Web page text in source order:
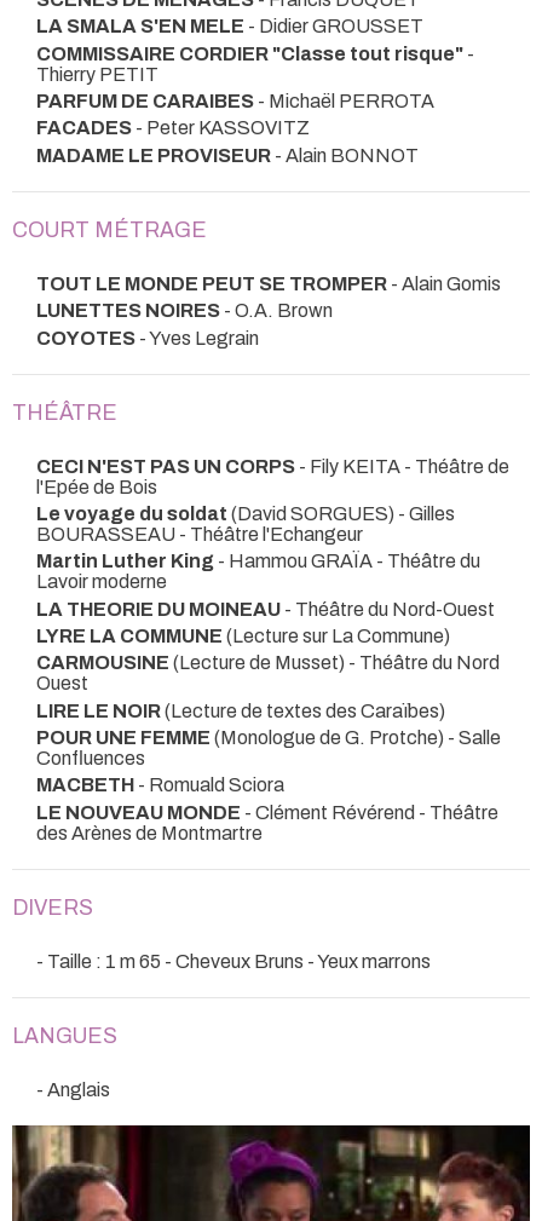
LA SMALA S'EN MELE - Didier GROUSSET
COMMISSAIRE CORDIER "Classe tout risque" -
Thierry PETIT
PARFUM DE CARAIBES - Michaël PERROTA
FACADES - Peter KASSOVITZ
MADAME LE PROVISEUR - Alain BONNOT
COURT MÉTRAGE
TOUT LE MONDE PEUT SE TROMPER - Alain Gomis
LUNETTES NOIRES - O.A. Brown
COYOTES - Yves Legrain
THÉÂTRE
CECI N'EST PAS UN CORPS - Fily KEITA - Théâtre de
l'Epée de Bois
Le voyage du soldat (David SORGUES) - Gilles
BOURASSEAU - Théâtre l'Echangeur
Martin Luther King - Hammou GRAÏA - Théâtre du
Lavoir moderne
LA THEORIE DU MOINEAU - Théâtre du Nord-Ouest
LYRE LA COMMUNE (Lecture sur La Commune)
CARMOUSINE (Lecture de Musset) - Théâtre du Nord
Ouest
LIRE LE NOIR(Lecture de textes des Caraïbes)
POUR UNE FEMME (Monologue de G. Protche) - Salle
Confluences
MACBETH - Romuald Sciora
LE NOUVEAU MONDE - Clément Révérend - Théâtre
des Arènes de Montmartre
DIVERS
- Taille : 1 m 65 - Cheveux Bruns - Yeux marrons
LANGUES
- Anglais